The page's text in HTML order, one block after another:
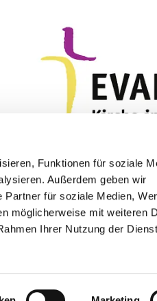
Funktionen für soziale
Außerdem geben wir
für soziale Medien,
möglicherweise mit weiteren
Ihrer Nutzung der